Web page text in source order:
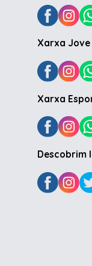
Xarxa
Xarxa
Descobrim